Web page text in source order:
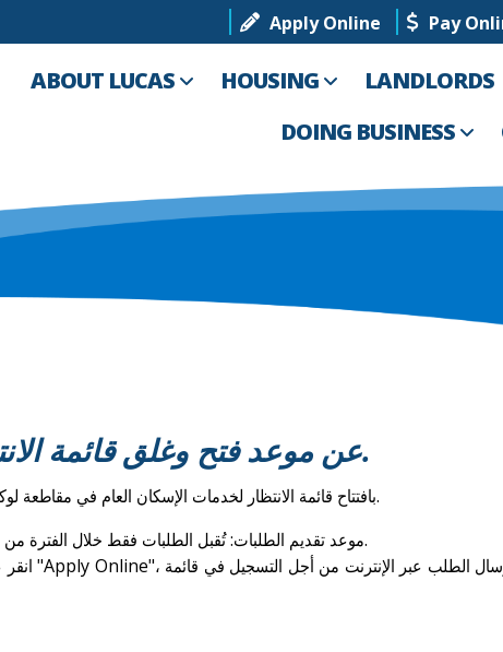
Apply Online Pay
ABOUT LUCAS HOUSING LANDLORDS
DOING BUSINESS
تُعلن "Lucas Metropolitan Housing" عن موعد فتح وغلق قائمة الانتظار للإسكان العام.
ستقوم هيئة Lucas Metropolitan Housing" (LMH)" بافتتاح قائمة الانتظار لخدمات الإسكان العام في مقاطعة لوكاس وذلك بدايةً من يوم الاثنين الموافق 16 أكتوبر 2023.
• موعد تقديم الطلبات: تُقبل الطلبات فقط خلال الفترة من، الساعة 11:59 مساءً.